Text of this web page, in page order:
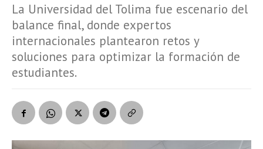
La Universidad del Tolima fue escenario del
balance final, donde expertos
internacionales plantearon retos y
soluciones para optimizar la formación de
estudiantes.